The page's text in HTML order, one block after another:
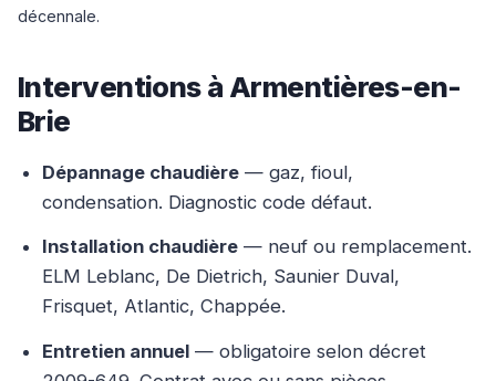
décennale.
Interventions à Armentières-en-
Brie
Dépannage chaudière — gaz, fioul,
condensation. Diagnostic code défaut.
Installation chaudière — neuf ou remplacement.
ELM Leblanc, De Dietrich, Saunier Duval,
Frisquet, Atlantic, Chappée.
Entretien annuel — obligatoire selon décret